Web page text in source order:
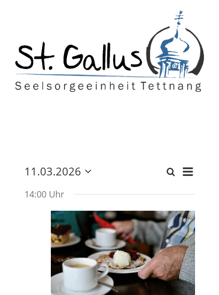
und
Suche
Tag
11.03.2026
wählen.
14:00 Uhr